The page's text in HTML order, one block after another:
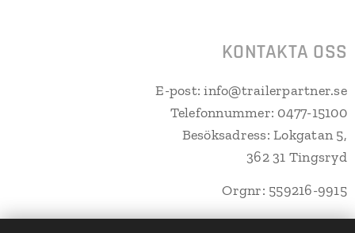
KONTAKTA OSS
E-post: info@trailerpartner.se
Telefonnummer: 0477-15100
Besöksadress: Lokgatan 5,
362 31 Tingsryd
Orgnr: 559216-9915